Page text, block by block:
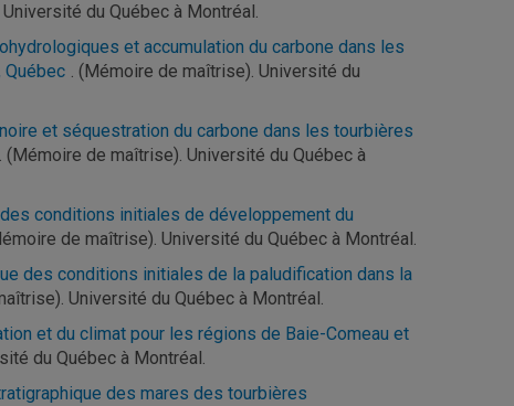
du Québec à Montréal.
et accumulation du carbone dans les
Québec . (Mémoire de maîtrise). Université du
et séquestration du carbone dans les tourbières
. (Mémoire de maîtrise). Université du Québec à
conditions initiales de développement du
de maîtrise). Université du Québec à Montréal.
des conditions initiales de la paludification dans la
Université du Québec à Montréal.
et du climat pour les régions de Baie-Comeau et
du Québec à Montréal.
des mares des tourbières